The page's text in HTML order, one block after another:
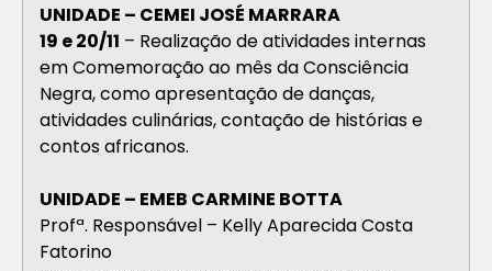
UNIDADE – CEMEI JOSÉ MARRARA
19 e 20/11 – Realização de atividades internas
em Comemoração ao mês da Consciência
Negra, como apresentação de danças,
atividades culinárias, contação de histórias e
contos africanos.
UNIDADE – EMEB CARMINE BOTTA
Profª. Responsável – Kelly Aparecida Costa
Fatorino